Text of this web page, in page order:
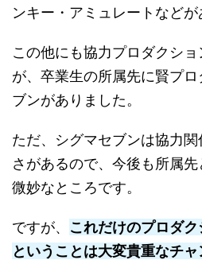
ンキー・アミュレートなどが
この他にも協力プロダクシ
が、卒業生の所属先に賢プ
ブンがありました。
ただ、シグマセブンは協力
さがあるので、今後も所属
微妙なところです。
ですが、 これだけのプロダ
ということは大変貴重なチャ